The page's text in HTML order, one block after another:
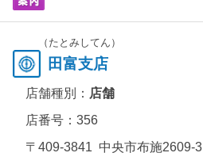
（たとみしてん）
田富支店
店舗種別： 店舗
店番号：356
〒409-3841 中央市布施2609-3